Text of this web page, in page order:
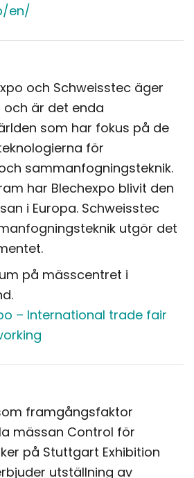
en/
och Schweisstec äger
är det enda
som har fokus på de
för
sammanfogningsteknik.
har Blechexpo blivit den
i Europa. Schweisstec
utgör det
på mässcentret i
– International trade fair
framgångsfaktor
mässan Control för
på Stuttgart Exhibition
utställning av